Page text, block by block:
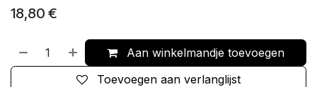
18,80 €
Aan winkelmandje toevoegen
Toevoegen aan verlanglijst